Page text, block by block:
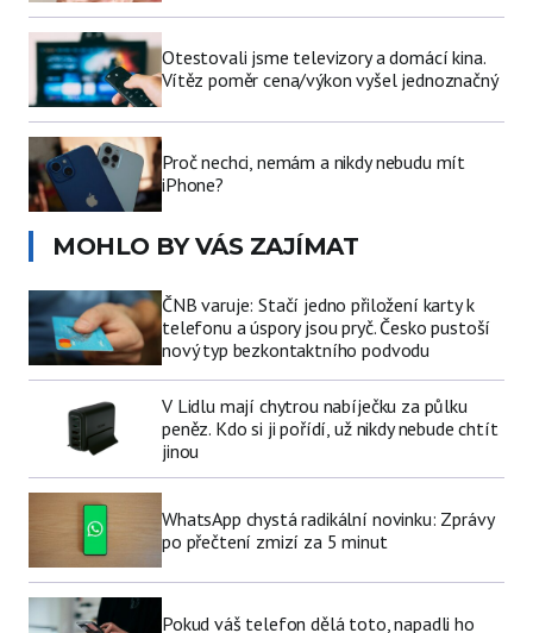
Otestovali jsme televizory a domácí kina.
Vítěz poměr cena/výkon vyšel jednoznačný
Proč nechci, nemám a nikdy nebudu mít
iPhone?
MOHLO BY VÁS ZAJÍMAT
ČNB varuje: Stačí jedno přiložení karty k
telefonu a úspory jsou pryč. Česko pustoší
nový typ bezkontaktního podvodu
V Lidlu mají chytrou nabíječku za půlku
peněz. Kdo si ji pořídí, už nikdy nebude chtít
jinou
WhatsApp chystá radikální novinku: Zprávy
po přečtení zmizí za 5 minut
Pokud váš telefon dělá toto, napadli ho